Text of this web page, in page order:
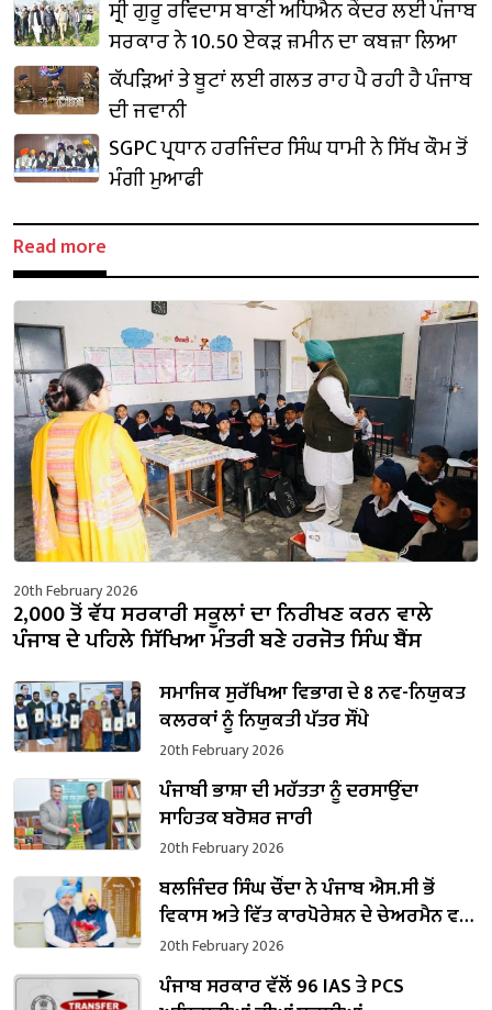
ਸ੍ਰੀ ਗੁਰੂ ਰਵਿਦਾਸ ਬਾਣੀ ਅਧਿਐਨ ਕੇਂਦਰ ਲਈ ਪੰਜਾਬ
ਸਰਕਾਰ ਨੇ 10.50 ਏਕੜ ਜ਼ਮੀਨ ਦਾ ਕਬਜ਼ਾ ਲਿਆ
ਕੱਪੜਿਆਂ ਤੇ ਬੂਟਾਂ ਲਈ ਗਲਤ ਰਾਹ ਪੈ ਰਹੀ ਹੈ ਪੰਜਾਬ
ਦੀ ਜਵਾਨੀ
SGPC ਪ੍ਰਧਾਨ ਹਰਜਿੰਦਰ ਸਿੰਘ ਧਾਮੀ ਨੇ ਸਿੱਖ ਕੌਮ ਤੋਂ
ਮੰਗੀ ਮੁਆਫੀ
Read more
20th February 2026
2,000 ਤੋਂ ਵੱਧ ਸਰਕਾਰੀ ਸਕੂਲਾਂ ਦਾ ਨਿਰੀਖਣ ਕਰਨ ਵਾਲੇ
ਪੰਜਾਬ ਦੇ ਪਹਿਲੇ ਸਿੱਖਿਆ ਮੰਤਰੀ ਬਣੇ ਹਰਜੋਤ ਸਿੰਘ ਬੈਂਸ
ਸਮਾਜਿਕ ਸੁਰੱਖਿਆ ਵਿਭਾਗ ਦੇ 8 ਨਵ-ਨਿਯੁਕਤ
ਕਲਰਕਾਂ ਨੂੰ ਨਿਯੁਕਤੀ ਪੱਤਰ ਸੌਂਪੇ
20th February 2026
ਪੰਜਾਬੀ ਭਾਸ਼ਾ ਦੀ ਮਹੱਤਤਾ ਨੂੰ ਦਰਸਾਉਂਦਾ
ਸਾਹਿਤਕ ਬਰੋਸ਼ਰ ਜਾਰੀ
20th February 2026
ਬਲਜਿੰਦਰ ਸਿੰਘ ਚੌਂਦਾ ਨੇ ਪੰਜਾਬ ਐਸ.ਸੀ ਭੋਂ
ਵਿਕਾਸ ਅਤੇ ਵਿੱਤ ਕਾਰਪੋਰੇਸ਼ਨ ਦੇ ਚੇਅਰਮੈਨ ਵਜੋਂ
ਸੰਭਾਲਿਆ ਕਾਰਜਭਾਰ
20th February 2026
ਪੰਜਾਬ ਸਰਕਾਰ ਵੱਲੋਂ 96 IAS ਤੇ PCS